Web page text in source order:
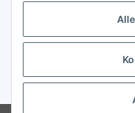
Gesetzliche Informationen
* Alle Preise inkl. gesetzlicher